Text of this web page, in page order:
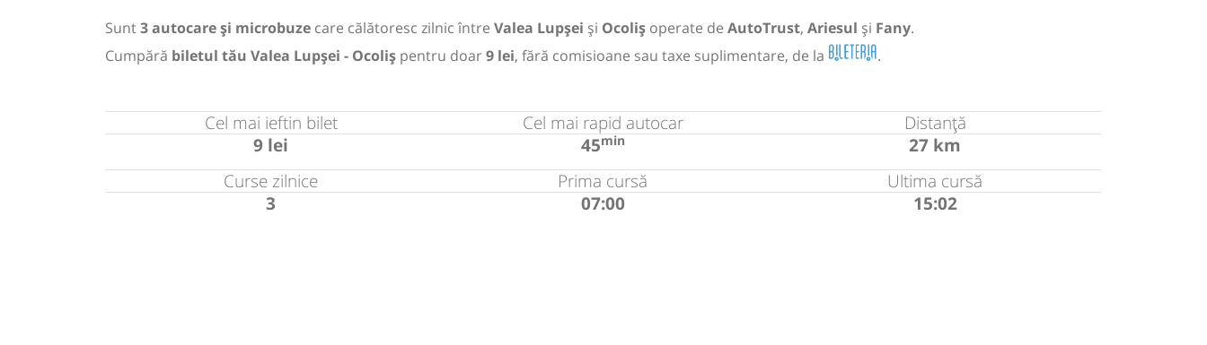
Sunt3 autocare și microbuze care călătoresc zilnic între Valea Lupșei și Ocoliș operate de AutoTrust, Ariesul și Fany.
Cumpără biletul tău Valea Lupșei - Ocoliș pentru doar9 lei, fără comisioane sau taxe suplimentare, de la .
Cel mai ieftin bilet
9 lei
Cel mai rapid autocar
45min
Distanță
27 km
Curse zilnice
3
Prima cursă
07:00
Ultima cursă
15:02